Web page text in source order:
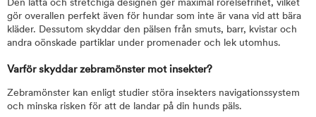
Den lätta och stretchiga designen ger maximal rörelsefrihet, vilket
gör overallen perfekt även för hundar som inte är vana vid att bära
kläder. Dessutom skyddar den pälsen från smuts, barr, kvistar och
andra oönskade partiklar under promenader och lek utomhus.
Varför skyddar zebramönster mot insekter?
Zebramönster kan enligt studier störa insekters navigationssystem
och minska risken för att de landar på din hunds päls.